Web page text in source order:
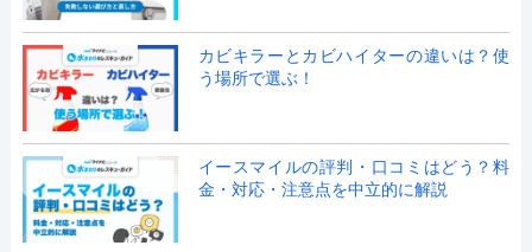
カビキラーとカビハイターの違いは？使
う場所で選ぶ！
イースマイルの評判・口コミはどう？料
金・対応・注意点を中立的に解説